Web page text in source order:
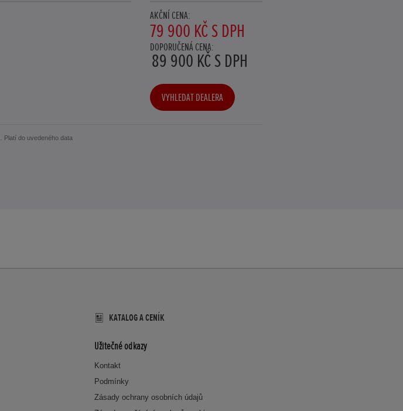
AKČNÍ CENA:
79 900 KČ S DPH
DOPORUČENÁ CENA:
89 900 KČ S DPH
VYHLEDAT DEALERA
Platí do uvedeného data
KATALOG A CENÍK
Užitečné odkazy
Kontakt
Podmínky
Zásady ochrany osobních údajů